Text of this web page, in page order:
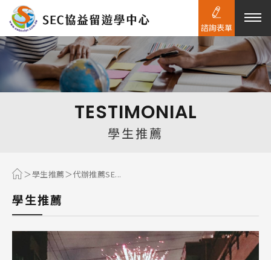
熱門搜尋：
TESTIMONIAL
學生推薦
學生推薦 代辦推薦SE...
學生推薦
諮詢表單